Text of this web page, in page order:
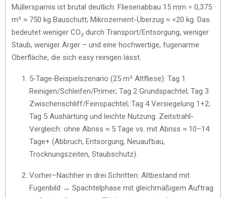
Müllersparnis ist brutal deutlich: Fliesenabbau 15 mm = 0,375
m³ ≈ 750 kg Bauschutt; Mikrozement-Überzug ≈ <20 kg. Das
bedeutet weniger CO₂ durch Transport/Entsorgung, weniger
Staub, weniger Ärger – und eine hochwertige, fugenarme
Oberfläche, die sich easy reinigen lässt.
5‑Tage‑Beispielszenario (25 m² Altfliese): Tag 1
Reinigen/Schleifen/Primer; Tag 2 Grundspachtel; Tag 3
Zwischenschliff/Feinspachtel; Tag 4 Versiegelung 1+2;
Tag 5 Aushärtung und leichte Nutzung. Zeitstrahl-
Vergleich: ohne Abriss ≈ 5 Tage vs. mit Abriss ≈ 10–14
Tage+ (Abbruch, Entsorgung, Neuaufbau,
Trocknungszeiten, Staubschutz).
Vorher–Nachher in drei Schritten: Altbestand mit
Fugenbild → Spachtelphase mit gleichmäßigem Auftrag